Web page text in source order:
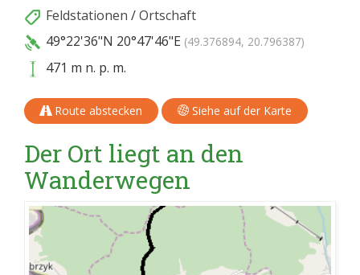
Feldstationen /Ortschaft
49°22'36"N 20°47'46"E (49.376894, 20.796387)
471 m n. p. m.
Route abstecken Siehe auf der Karte
Der Ort liegt an den
Wanderwegen